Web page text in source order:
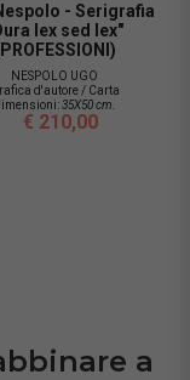
UGO NESPOLO -
"KEITHOLOGY"
NESPOLO UGO
Grafica d'autore / Carta
Dimensioni:30x35 cm.
€ 120,00
a